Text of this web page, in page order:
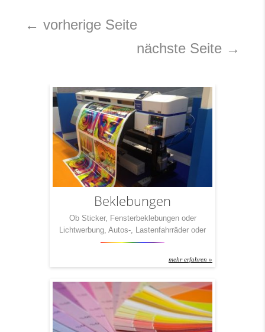
← vorherige Seite
nächste Seite →
Beklebungen
Ob Sticker, Fensterbeklebungen oder
Lichtwerbung, Autos-, Lastenfahrräder oder
Geschäftslokalbeschriftungen. Kreative
mehr erfahren »